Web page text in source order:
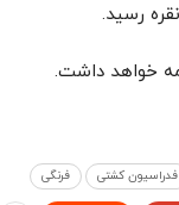
رسید.
خواهد داشت.
فدراسیون کشتی فرنگی